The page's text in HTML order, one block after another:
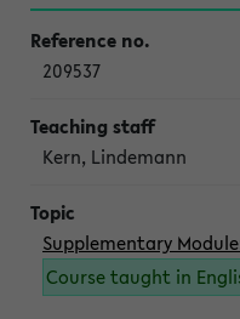
209537
Kern, Lindemann
Supplementary
Course taught in